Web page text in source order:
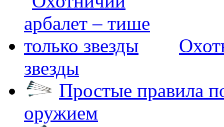
звезды
Простые правила
оружием